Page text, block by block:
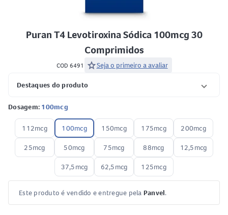
Puran T4 Levotiroxina Sódica 100mcg 30
Comprimidos
COD 6491 starSeja o primeiro a avaliar
Destaques do produto
Dosagem: 100mcg
112mcg 100mcg 150mcg 175mcg 200mcg
25mcg 50mcg 75mcg 88mcg 12,5mcg
37,5mcg 62,5mcg 125mcg
Este produto é vendido e entregue pela Panvel.